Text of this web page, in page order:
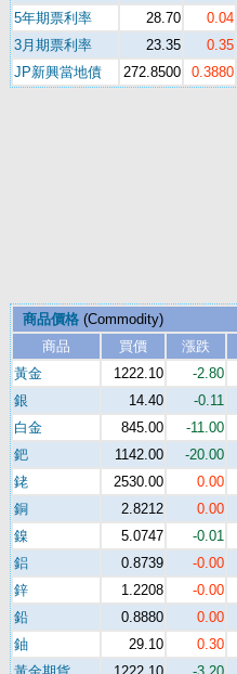
5年期票利率
28.70 0.04
3月期票利率
23.35 0.35
JP新興當地債
272.8500 0.3880
商品價格(Commodity)
商品
買價 漲跌
黃金
1222.10 -2.80
銀
14.40 -0.11
白金
845.00 -11.00
鈀
1142.00 -20.00
銠
2530.00 0.00
銅
2.8212 0.00
鎳
5.0747 -0.01
鋁
0.8739 -0.00
鋅
1.2208 -0.00
鉛
0.8880 0.00
鈾
29.10 0.30